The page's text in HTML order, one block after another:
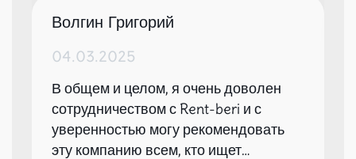
Волгин Григорий
04.03.2025
В общем и целом, я очень доволен
сотрудничеством с Rent-beri и с
уверенностью могу рекомендовать
эту компанию всем, кто ищет